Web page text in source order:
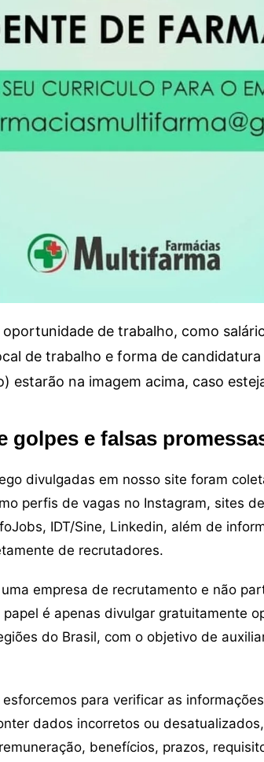
de trabalho, como
de trabalho e forma de
estarão na imagem acima, caso
golpes e falsas
divulgadas em nosso site foram
perfis de vagas no Instagram, sites
IDT/Sine, Linkedin, além de
de recrutadores.
empresa de recrutamento e não
é apenas divulgar gratuitamente
do Brasil, com o objetivo de
esforcemos para verificar as
dados incorretos ou
benefícios, prazos,